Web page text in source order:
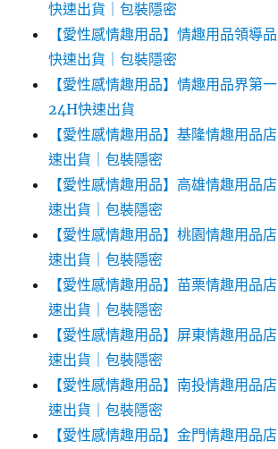
快速出貨｜包裝隱密
【愛性感情趣用品】情趣用品領導
快速出貨｜包裝隱密
【愛性感情趣用品】情趣用品界第
24H快速出貨
【愛性感情趣用品】基隆情趣用品
速出貨｜包裝隱密
【愛性感情趣用品】高雄情趣用品
速出貨｜包裝隱密
【愛性感情趣用品】桃園情趣用品
速出貨｜包裝隱密
【愛性感情趣用品】苗栗情趣用品
速出貨｜包裝隱密
【愛性感情趣用品】屏東情趣用品
速出貨｜包裝隱密
【愛性感情趣用品】南投情趣用品
速出貨｜包裝隱密
【愛性感情趣用品】金門情趣用品